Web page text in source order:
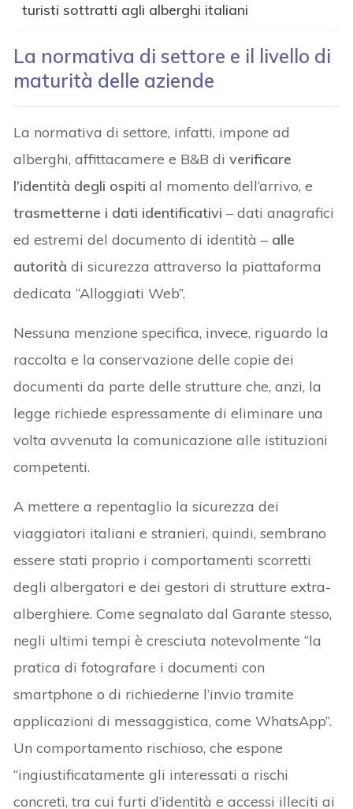
turisti sottratti agli alberghi italiani
La normativa di settore e il livello di
maturità delle aziende
La normativa di settore, infatti, impone ad
alberghi, affittacamere e B&B diverificare
l’identità degli ospiti al momento dell’arrivo, e
trasmetterne i dati identificativi – dati anagrafici
ed estremi del documento di identità – alle
autorità di sicurezza attraverso la piattaforma
dedicata “Alloggiati Web”.
Nessuna menzione specifica, invece, riguardo la
raccolta e la conservazione delle copie dei
documenti da parte delle strutture che, anzi, la
legge richiede espressamente di eliminare una
volta avvenuta la comunicazione alle istituzioni
competenti.
A mettere a repentaglio la sicurezza dei
viaggiatori italiani e stranieri, quindi, sembrano
essere stati proprio i comportamenti scorretti
degli albergatori e dei gestori di strutture extra-
alberghiere. Come segnalato dal Garante stesso,
negli ultimi tempi è cresciuta notevolmente “la
pratica di fotografare i documenti con
smartphone o di richiederne l’invio tramite
applicazioni di messaggistica, come WhatsApp”.
Un comportamento rischioso, che espone
“ingiustificatamente gli interessati a rischi
concreti, tra cui furti d’identità e accessi illeciti ai